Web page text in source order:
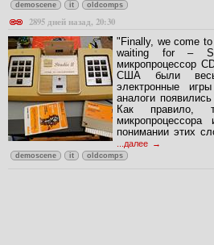
demoscene it oldcomps
2895 дней назад, 20:30
"Finally, we come
waiting for –
микропроцессор
США были
электронные
аналоги
Как правило,
понимании этих
...далее
demoscene it oldcomps